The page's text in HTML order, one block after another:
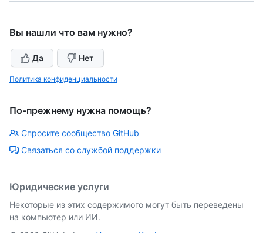
Вы нашли что вам нужно?
Да Нет
Политика конфиденциальности
По-прежнему нужна помощь?
Спросите сообщество GitHub
Связаться со службой поддержки
Юридические услуги
Некоторые из этих содержимого могут быть переведены
на компьютер или ИИ.